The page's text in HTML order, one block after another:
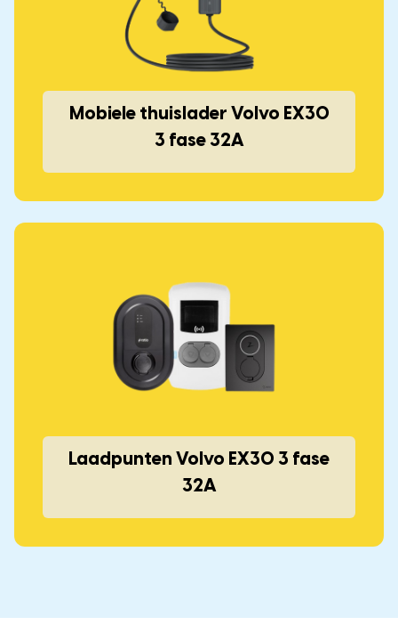
Mobiele thuislader Volvo EX30
3 fase 32A
Laadpunten Volvo EX30 3 fase
32A